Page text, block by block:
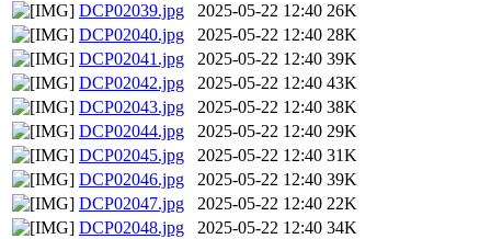
DCP02039.jpg
2025-05-22 12:40 26K
DCP02040.jpg
2025-05-22 12:40 28K
DCP02041.jpg
2025-05-22 12:40 39K
DCP02042.jpg
2025-05-22 12:40 43K
DCP02043.jpg
2025-05-22 12:40 38K
DCP02044.jpg
2025-05-22 12:40 29K
DCP02045.jpg
2025-05-22 12:40 31K
DCP02046.jpg
2025-05-22 12:40 39K
DCP02047.jpg
2025-05-22 12:40 22K
DCP02048.jpg
2025-05-22 12:40 34K